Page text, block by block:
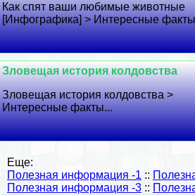
Как спят ваши любимые животные
[Инфографика] > Интересные
Зловещая история колдовства
Зловещая история колдовства >
Интересные факты...
Еще:
Полезная информация -1 ::
Полезная информация -3 ::